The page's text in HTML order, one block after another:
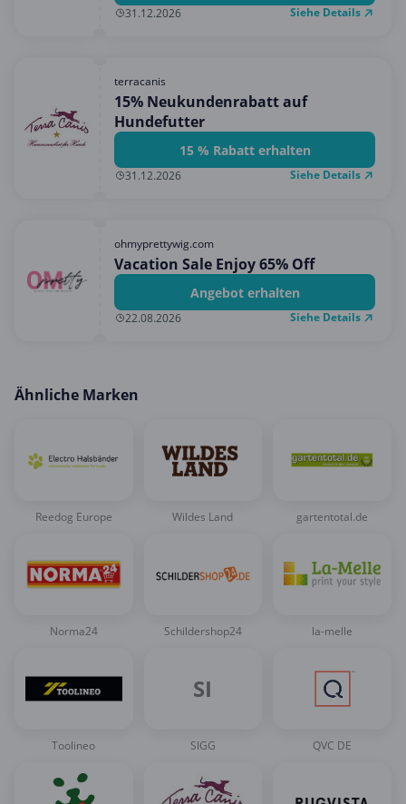
31.12.2026 Siehe Details
terracanis
15% Neukundenrabatt auf
Hundefutter
15 % Rabatt erhalten
31.12.2026 Siehe Details
ohmyprettywig.com
Vacation Sale Enjoy 65% Off
Angebot erhalten
22.08.2026 Siehe Details
Ähnliche Marken
Reedog Europe Wildes Land gartentotal.de
Norma24 Schildershop24 la-melle
Toolineo
SI
SIGG QVC DE